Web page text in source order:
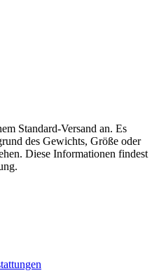
Standard-Versand an. Es
des Gewichts, Größe oder
Diese Informationen findest